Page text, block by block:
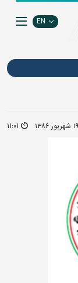
EN
11:01